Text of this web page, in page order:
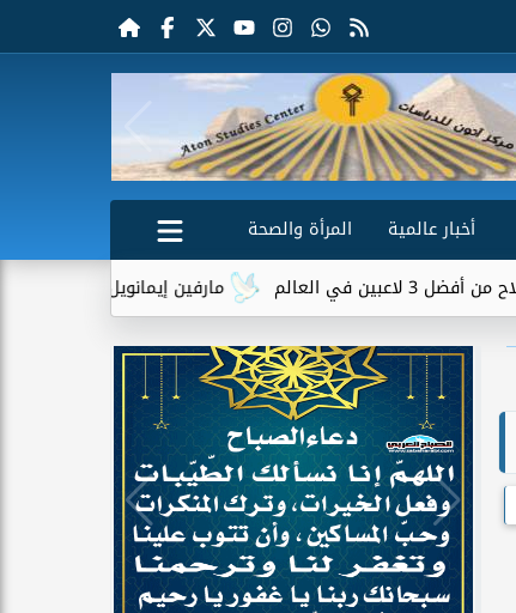
أخبار عالمية
المرأة والصحة
مارفين إيمانويل.. سائق توصيل وعامل